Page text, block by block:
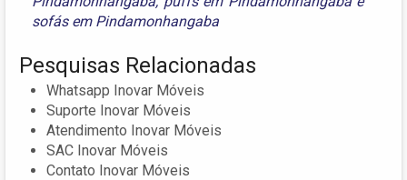
sofás em Pindamonhangaba
Pesquisas Relacionadas
Whatsapp Inovar Móveis
Suporte Inovar Móveis
Atendimento Inovar Móveis
SAC Inovar Móveis
Contato Inovar Móveis